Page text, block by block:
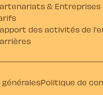
& Entreprises
des activités de
Politique de